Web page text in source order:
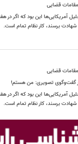
قضایی
آمریکایی‌ها این بود که اگر در
برسند، کار نظام تمام است.
قضایی
گفت‌وگوی تصویری: من هستم!
آمریکایی‌ها این بود که اگر در
برسند، کار نظام تمام است.